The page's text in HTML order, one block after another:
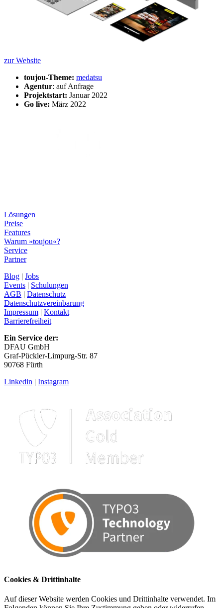
zur Website
toujou-Theme: medatsu
Agentur: auf Anfrage
Projektstart: Januar 2022
Go live: März 2022
Lösungen
Preise
Features
Warum »toujou«?
Service
Partner
Blog | Jobs
Events | Schulungen
AGB | Datenschutz
Datenschutzvereinbarung
Impressum | Kontakt
Barrierefreiheit
Ein Service der:
DFAU GmbH
Graf-Pückler-Limpurg-Str. 87
90768 Fürth
Linkedin | Instagram
Cookies & Drittinhalte
Auf dieser Website werden Cookies und Drittinhalte verwendet. Im